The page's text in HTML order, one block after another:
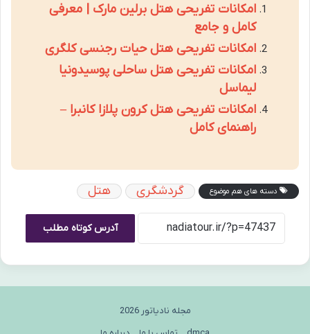
امکانات تفریحی هتل برلین مارک | معرفی
کامل و جامع
امکانات تفریحی هتل حیات رجنسی کلگری
امکانات تفریحی هتل ساحلی پوسیدونیا
لیماسل
امکانات تفریحی هتل کرون پلازا کانبرا –
راهنمای کامل
دسته های هم موضوع گردشگری هتل
آدرس کوتاه مطلب
مجله نادیاتور 2026